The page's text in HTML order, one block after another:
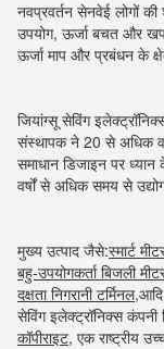
नवप्रवर्तन सेनवेई लोगों
उपयोग, ऊर्जा बचत और
ऊर्जा माप और प्रबंधन के
जियांग्सू सेविंग
संस्थापक ने 20 से अधिक
समाधान डिजाइन पर ध्यान
वर्षों से अधिक समय से
मुख्य उत्पाद जैसे:स्मार्ट
बहु-उपयोगकर्ता बिजली
दक्षता निगरानी टर्मिनल,
सेविंग इलेक्ट्रॉनिक्स
कॉपीराइट, एक राष्ट्रीय